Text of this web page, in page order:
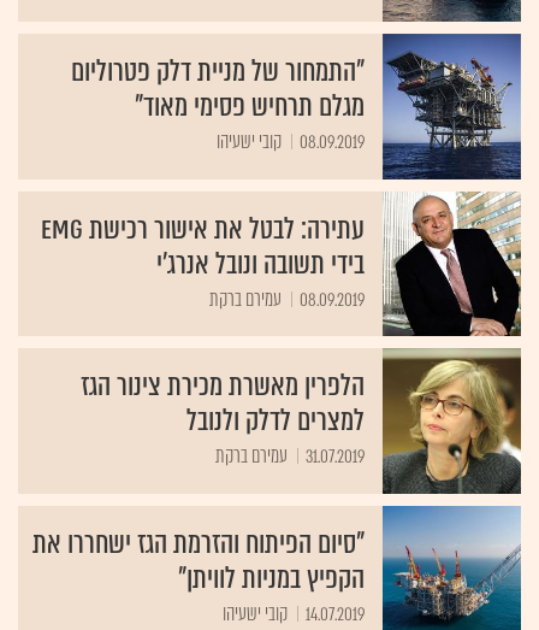
"התמחור של מניית דלק פטרוליום
מגלם תרחיש פסימי מאוד"
08.09.2019 קובי ישעיהו
עתירה: לבטל את אישור רכישת EMG
בידי תשובה ונובל אנרג'י
08.09.2019 עמירם ברקת
הלפרין מאשרת מכירת צינור הגז
למצרים לדלק ולנובל
31.07.2019 עמירם ברקת
"סיום הפיתוח והזרמת הגז ישחררו את
הקפיץ במניות לוויתן"
14.07.2019 קובי ישעיהו